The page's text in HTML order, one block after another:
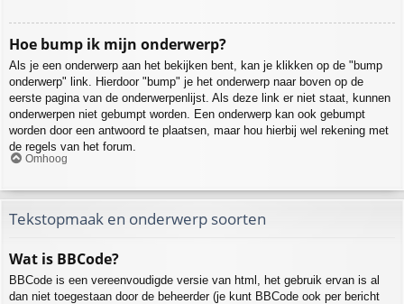
Hoe bump ik mijn onderwerp?
Als je een onderwerp aan het bekijken bent, kan je klikken op de "bump
onderwerp" link. Hierdoor "bump" je het onderwerp naar boven op de
eerste pagina van de onderwerpenlijst. Als deze link er niet staat, kunnen
onderwerpen niet gebumpt worden. Een onderwerp kan ook gebumpt
worden door een antwoord te plaatsen, maar hou hierbij wel rekening met
de regels van het forum.
Omhoog
Tekstopmaak en onderwerp soorten
Wat is BBCode?
BBCode is een vereenvoudigde versie van html, het gebruik ervan is al
dan niet toegestaan door de beheerder (je kunt BBCode ook per bericht